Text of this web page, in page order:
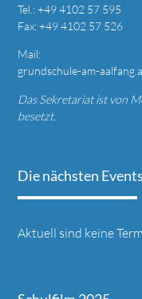
Tel.: +494102 57 595
Fax: +49 4102 57 526
Mail:
grundschule-am-
Das Sekretariat ist von
besetzt.
Die nächsten Events
Aktuell sind keine